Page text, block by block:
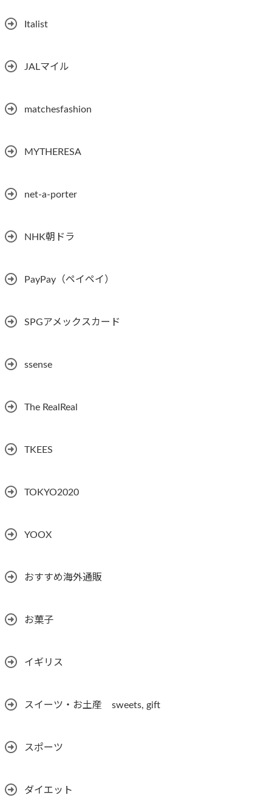
Italist
JALマイル
matchesfashion
MYTHERESA
net-a-porter
NHK朝ドラ
PayPay（ペイペイ）
SPGアメックスカード
ssense
The RealReal
TKEES
TOKYO2020
YOOX
おすすめ海外通販
お菓子
イギリス
スイーツ・お土産 sweets, gift
スポーツ
ダイエット